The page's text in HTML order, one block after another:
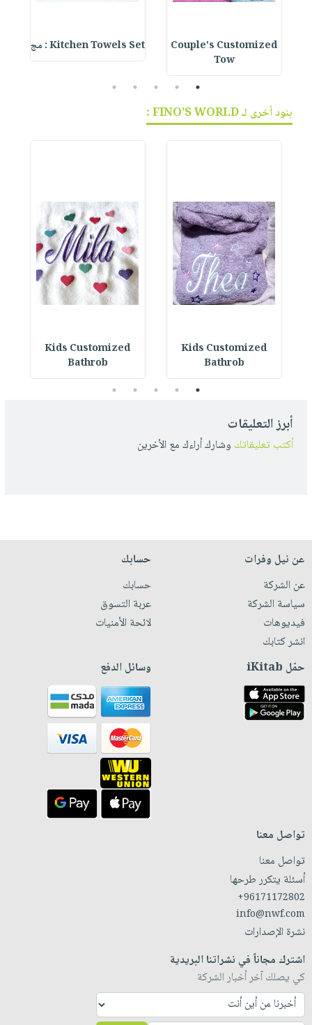
Couple's Customized
Tow
Kitchen Towels Set : مج
1
2
3
4
5
بنود أخرى لـ FINO’S WORLD :
Kids Customized
Bathrob
Kids Customized
Bathrob
1
2
3
4
5
أبرز التعليقات
أكتب تعليقاتك وشارك أراءك مع الأخرين
عن نيل وفرات
عن الشركة
سياسة الشركة
فيديوهات
انشر كتابك
حسابك
حسابك
عربة التسوق
لائحة الأمنيات
حمّل iKitab وسائل الدفع
تواصل معنا
تواصل معنا
أسئلة يتكرر طرحها
+96171172802
info@nwf.com
نشرة الإصدارات
اشترك مجاناً في نشراتنا البريدية
كي يصلك آخر أخبار الشركة